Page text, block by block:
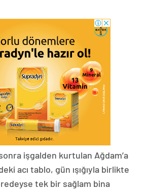
işgalden kurtulan Ağdam’a
acı tablo, gün ışığıyla birlikte
tek bir sağlam bina